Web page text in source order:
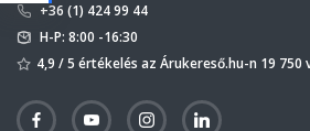
+36 (1) 424 99 44
H-P: 8:00 -16:30
4,9 / 5 értékelés az Árukereső.hu-n 19 750